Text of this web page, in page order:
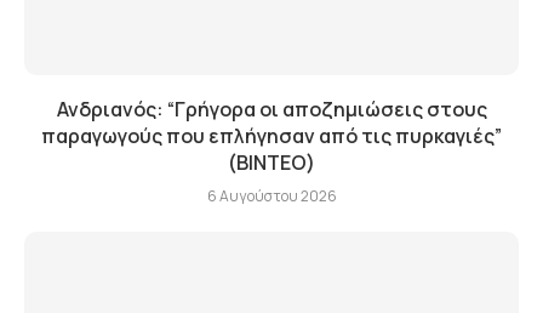
Ανδριανός: “Γρήγορα οι αποζημιώσεις στους
παραγωγούς που επλήγησαν από τις πυρκαγιές”
(BINTEO)
6 Αυγούστου 2026